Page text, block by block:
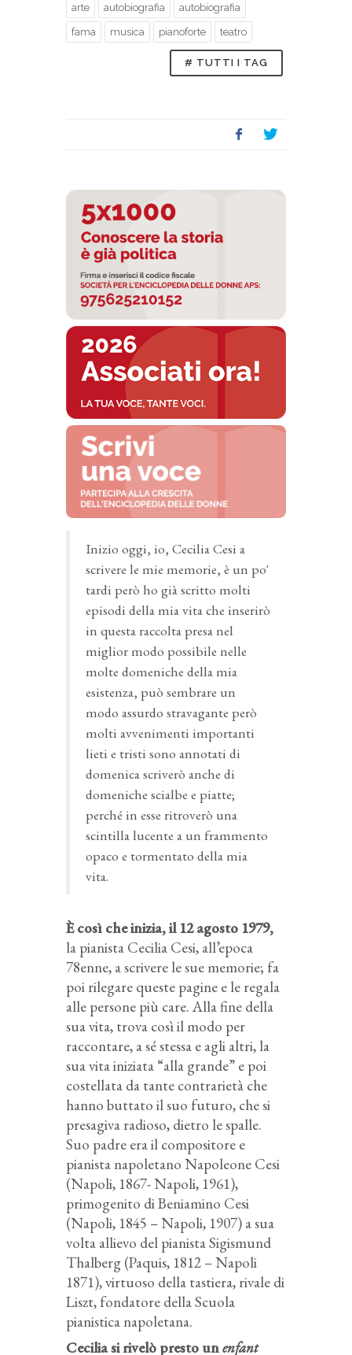
arte autobiografia autobiografia
fama musica pianoforte teatro
# TUTTI I TAG
Inizio oggi, io, Cecilia Cesi a
scrivere le mie memorie, è un po'
tardi però ho già scritto molti
episodi della mia vita che inserirò
in questa raccolta presa nel
miglior modo possibile nelle
molte domeniche della mia
esistenza, può sembrare un
modo assurdo stravagante però
molti avvenimenti importanti
lieti e tristi sono annotati di
domenica scriverò anche di
domeniche scialbe e piatte;
perché in esse ritroverò una
scintilla lucente a un frammento
opaco e tormentato della mia
vita.
È così che inizia, il 12 agosto 1979,
la pianista Cecilia Cesi, all’epoca
78enne, a scrivere le sue memorie; fa
poi rilegare queste pagine e le regala
alle persone più care. Alla fine della
sua vita, trova così il modo per
raccontare, a sé stessa e agli altri, la
sua vita iniziata “alla grande” e poi
costellata da tante contrarietà che
hanno buttato il suo futuro, che si
presagiva radioso, dietro le spalle.
Suo padre era il compositore e
pianista napoletano Napoleone Cesi
(Napoli, 1867- Napoli, 1961),
primogenito di Beniamino Cesi
(Napoli, 1845 – Napoli, 1907) a sua
volta allievo del pianista Sigismund
Thalberg (Paquis, 1812 – Napoli
1871), virtuoso della tastiera, rivale di
Liszt, fondatore della Scuola
pianistica napoletana.
Cecilia si rivelò presto unenfant